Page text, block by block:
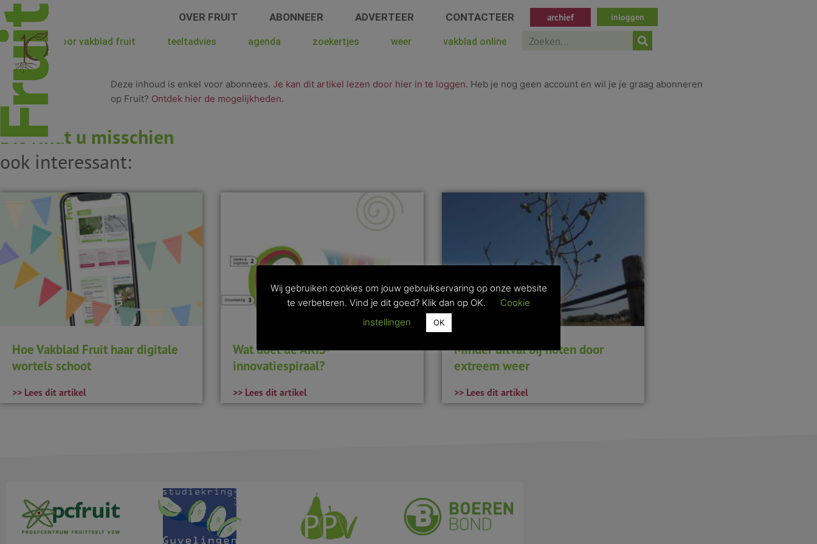
Spring
naar
de
inhoud
OVER FRUIT ABONNEER ADVERTEER CONTACTEER archief inloggen
hoera voor vakblad fruit teeltadvies agenda zoekertjes weer vakblad online Search
Deze inhoud is enkel voor abonnees. Je kan dit artikel lezen door hier in te loggen. Heb je nog geen account en wil je je graag abonneren
op Fruit? Ontdek hier de mogelijkheden.
Dit vindt u misschien
ook interessant:
Hoe Vakblad Fruit haar digitale
wortels schoot
>> Lees dit artikel
Wat doet de AKIS-
innovatiespiraal?
>> Lees dit artikel
Minder uitval bij noten door
extreem weer
>> Lees dit artikel
Wij gebruiken cookies om jouw gebruikservaring op onze website
te verbeteren. Vind je dit goed? Klik dan op OK.
Cookie
instellingen
OK